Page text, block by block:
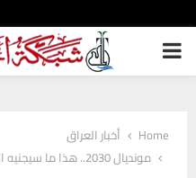
PRIMARY
Home
أخبار العراق
مونديال 2030.. هذا ما سيجنيه المغرب من التنظيم